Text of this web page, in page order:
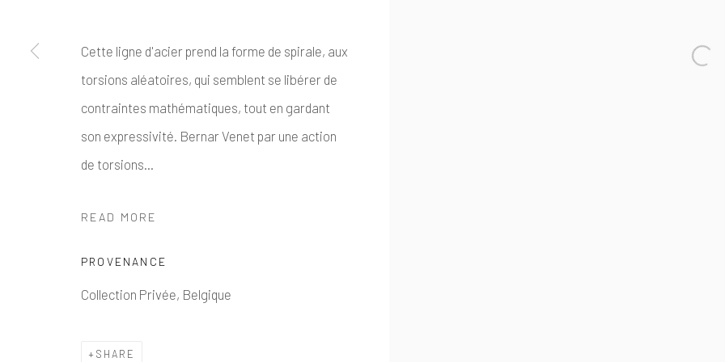
Cette ligne d'acier prend la forme de spirale, aux
torsions aléatoires, qui semblent se libérer de
contraintes mathématiques, tout en gardant
son expressivité. Bernar Venet par une action
de torsions...
READ MORE
PROVENANCE
Collection Privée, Belgique
SHARE